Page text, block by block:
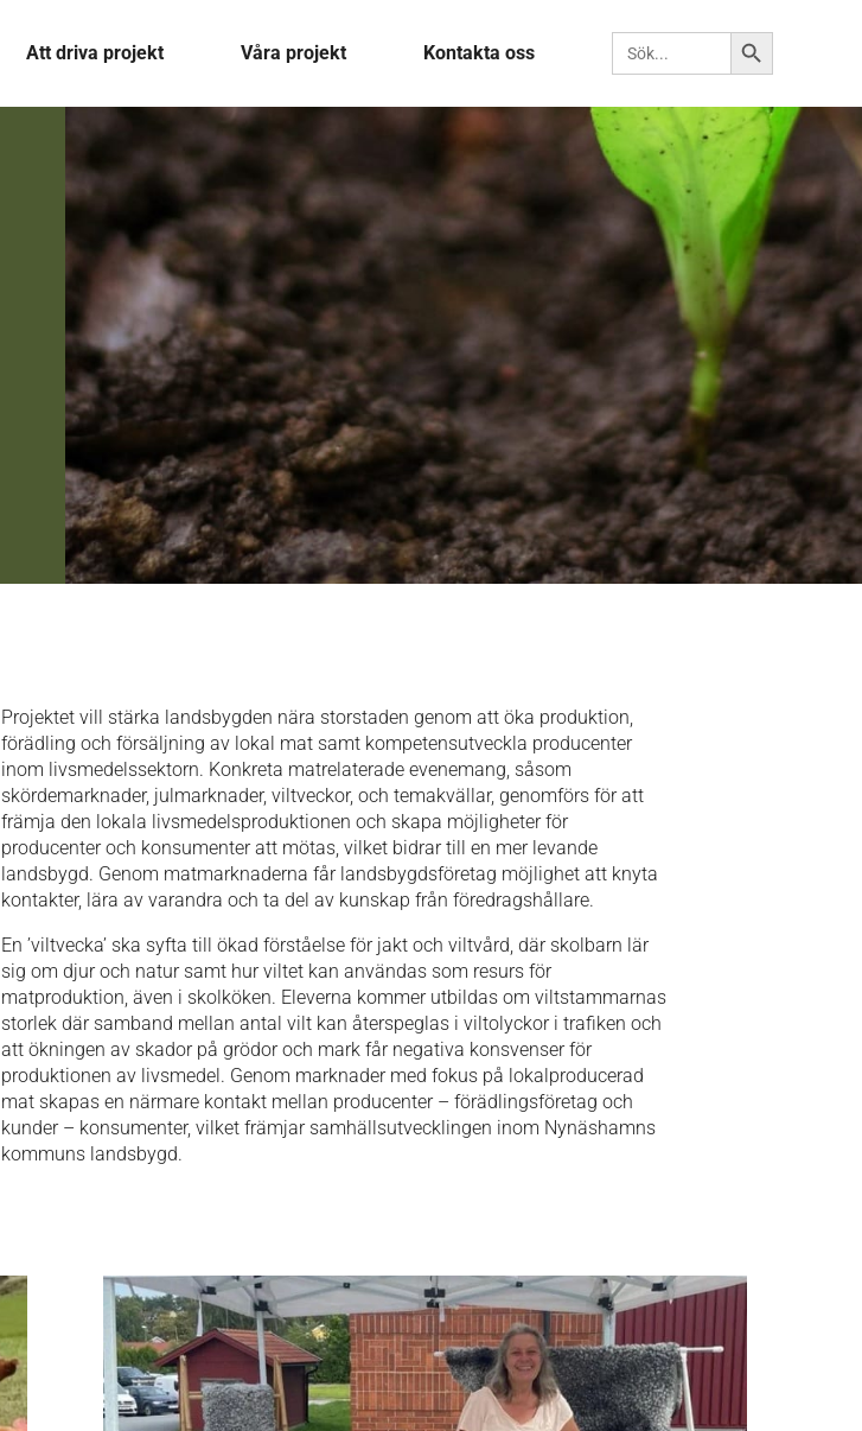
Att driva projekt Våra projekt Kontakta oss Sök efter: Sökknapp
Projektet vill stärka landsbygden nära storstaden genom att öka produktion,
förädling och försäljning av lokal mat samt kompetensutveckla producenter
inom livsmedelssektorn. Konkreta matrelaterade evenemang, såsom
skördemarknader, julmarknader, viltveckor, och temakvällar, genomförs för att
främja den lokala livsmedelsproduktionen och skapa möjligheter för
producenter och konsumenter att mötas, vilket bidrar till en mer levande
landsbygd. Genom matmarknaderna får landsbygdsföretag möjlighet att knyta
kontakter, lära av varandra och ta del av kunskap från föredragshållare.
En ’viltvecka’ ska syfta till ökad förståelse för jakt och viltvård, där skolbarn lär
sig om djur och natur samt hur viltet kan användas som resurs för
matproduktion, även i skolköken. Eleverna kommer utbildas om viltstammarnas
storlek där samband mellan antal vilt kan återspeglas i viltolyckor i trafiken och
att ökningen av skador på grödor och mark får negativa konsvenser för
produktionen av livsmedel. Genom marknader med fokus på lokalproducerad
mat skapas en närmare kontakt mellan producenter – förädlingsföretag och
kunder – konsumenter, vilket främjar samhällsutvecklingen inom Nynäshamns
kommuns landsbygd.